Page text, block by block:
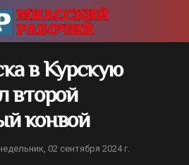
в Курскую
второй
конвой
02 сентября 2024 г.